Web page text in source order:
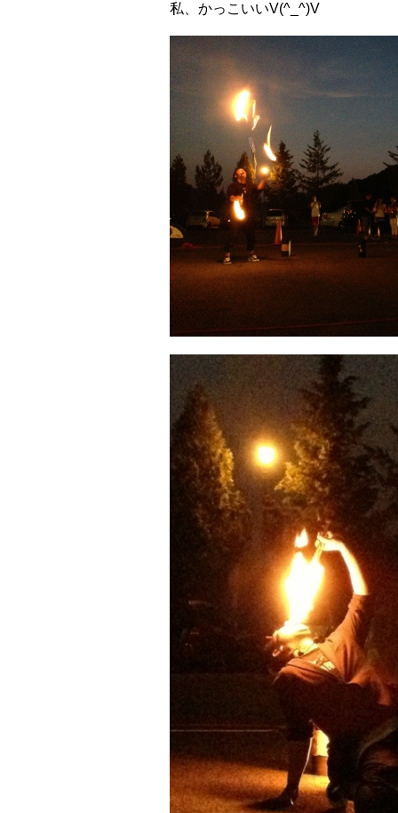
私、かっこいいV(^_^)V